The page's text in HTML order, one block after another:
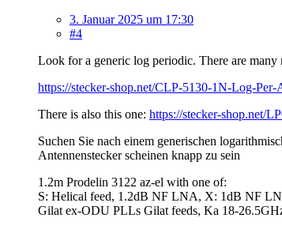
3. Januar 2025 um 17:30
#4
Look for a generic log periodic. There are
https://stecker-shop.net/CLP-5130-1N-Log-Per-
There is also this one: https://stecker-shop.net/
Suchen Sie nach einem generischen
Antennenstecker scheinen knapp zu sein
1.2m Prodelin 3122 az-el with one of:
S: Helical feed, 1.2dB NF LNA, X: 1dB NF
Gilat ex-ODU PLLs Gilat feeds, Ka 18-